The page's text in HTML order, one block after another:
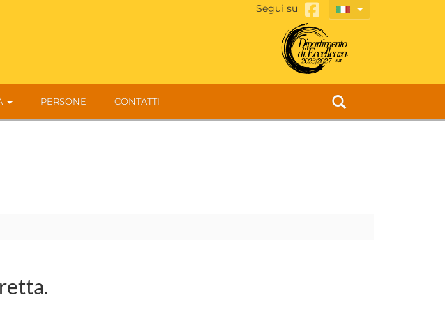
Segui su
PERSONE CONTATTI